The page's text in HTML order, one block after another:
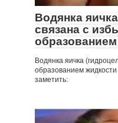
Водянка
связана с
Водянка яичка
образованием
заметить: